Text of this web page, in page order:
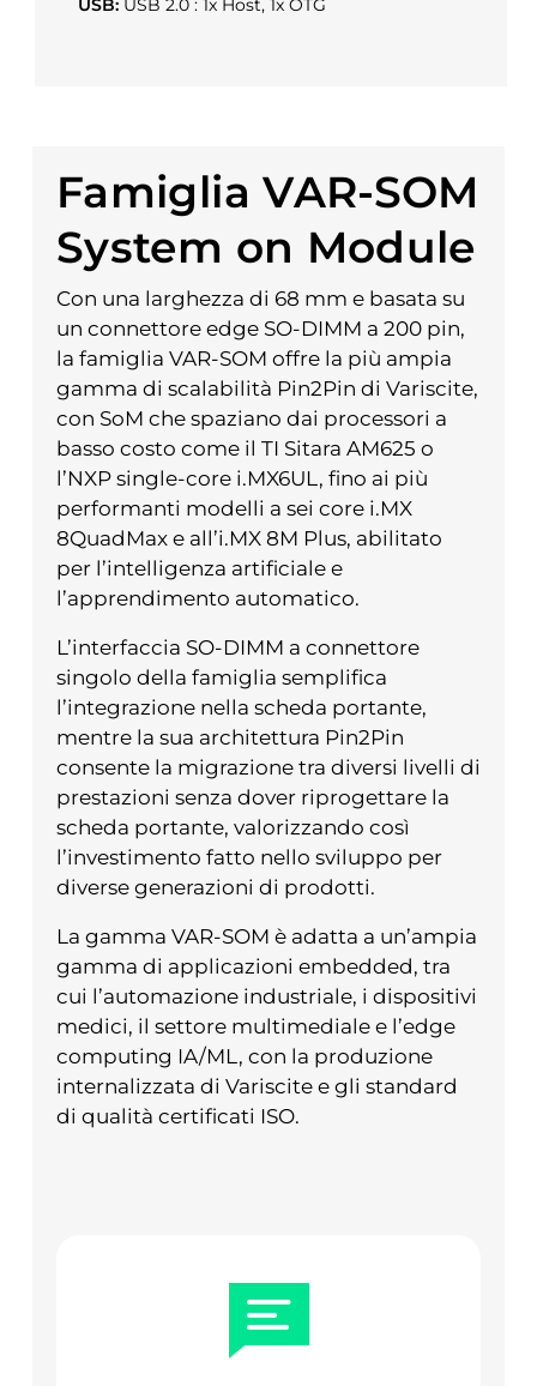
USB: USB 2.0 : 1x Host, 1x OTG
Famiglia VAR-SOM
System on Module
Con una larghezza di 68 mm e basata su
un connettore edge SO-DIMM a 200 pin,
la famiglia VAR-SOM offre la più ampia
gamma di scalabilità Pin2Pin di Variscite,
con SoM che spaziano dai processori a
basso costo come il TI Sitara AM625 o
l’NXP single-core i.MX6UL, fino ai più
performanti modelli a sei core i.MX
8QuadMax e all’i.MX 8M Plus, abilitato
per l’intelligenza artificiale e
l’apprendimento automatico.
L’interfaccia SO-DIMM a connettore
singolo della famiglia semplifica
l’integrazione nella scheda portante,
mentre la sua architettura Pin2Pin
consente la migrazione tra diversi livelli di
prestazioni senza dover riprogettare la
scheda portante, valorizzando così
l’investimento fatto nello sviluppo per
diverse generazioni di prodotti.
La gamma VAR-SOM è adatta a un’ampia
gamma di applicazioni embedded, tra
cui l’automazione industriale, i dispositivi
medici, il settore multimediale e l’edge
computing IA/ML, con la produzione
internalizzata di Variscite e gli standard
di qualità certificati ISO.